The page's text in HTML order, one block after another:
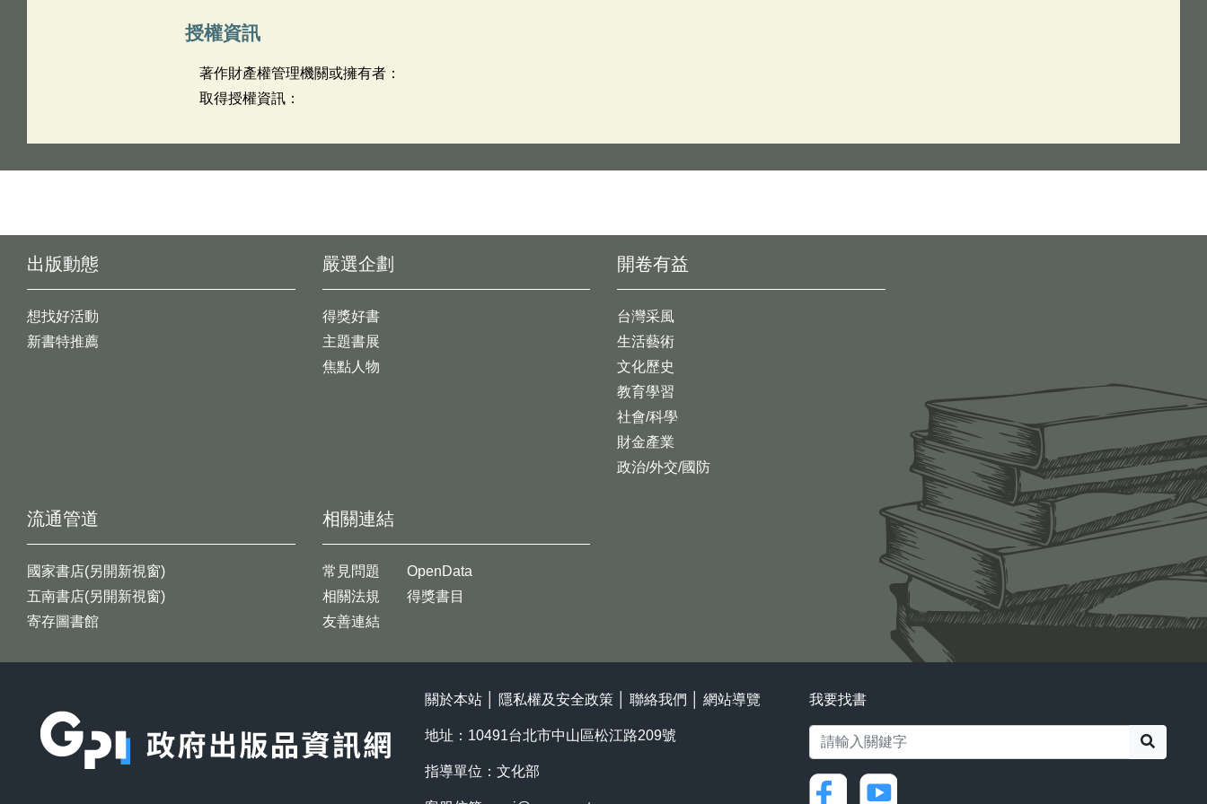
授權資訊
著作財產權管理機關或擁有者：
取得授權資訊：
出版動態
想找好活動
新書特推薦
開卷有益
台灣采風
生活藝術
文化歷史
教育學習
社會/科學
財金產業
政治/外交/國防
嚴選企劃
得獎好書
主題書展
焦點人物
流通管道
國家書店(另開新視窗)
五南書店(另開新視窗)
寄存圖書館
相關連結
常見問題
相關法規
友善連結
OpenData
得獎書目
關於本站 隱私權及安全政策 聯絡我們 網站導覽
地址：10491台北市中山區松江路209號
指導單位：文化部
我要找書